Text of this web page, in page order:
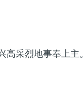
采烈地事奉上主。